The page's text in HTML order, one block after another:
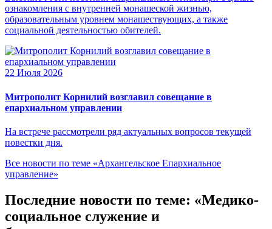
ознакомления с внутренней монашеской жизнью,
образовательным уровнем монашествующих, а также
социальной деятельностью обителей.
22 Июля 2026
Митрополит Корнилий возглавил совещание в
епархиальном управлении
На встрече рассмотрели ряд актуальных вопросов текущей
повестки дня.
Все новости по теме «Архангельское Епархиальное
управление»
Последние новости по теме: «Медико-
социальное служение и